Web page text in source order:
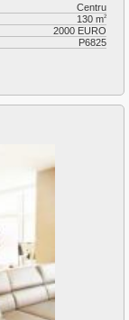
Centru
130 m2
2000 EURO
P6825